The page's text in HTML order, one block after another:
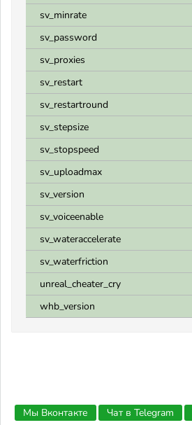
sv_minrate
sv_password
sv_proxies
sv_restart
sv_restartround
sv_stepsize
sv_stopspeed
sv_uploadmax
sv_version
sv_voiceenable
sv_wateraccelerate
sv_waterfriction
unreal_cheater_cry
whb_version
Мы Вконтакте Чат в Telegram